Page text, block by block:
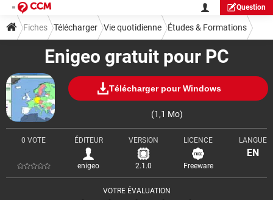
Question
Enigeo gratuit pour PC
Télécharger pour Windows
(1,1 Mo)
VOTRE ÉVALUATION
0 VOTE ÉDITEUR
enigeo
VERSION
2.1.0
LICENCE
Freeware
LANGUE
EN
Fiches Télécharger Vie quotidienne Études & Formations